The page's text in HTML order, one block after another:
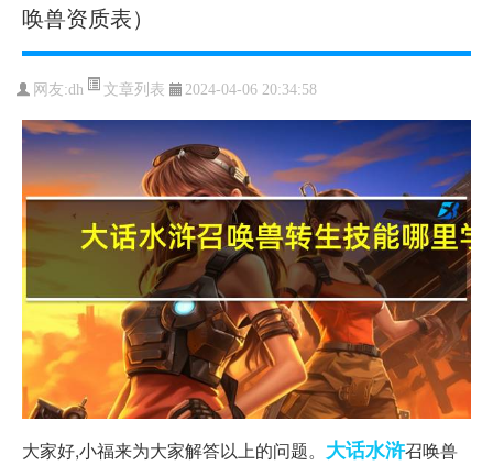
唤兽资质表）
网友:dh 文章列表 2024-04-06 20:34:58
大家好,小福来为大家解答以上的问题。 大话水浒召唤兽